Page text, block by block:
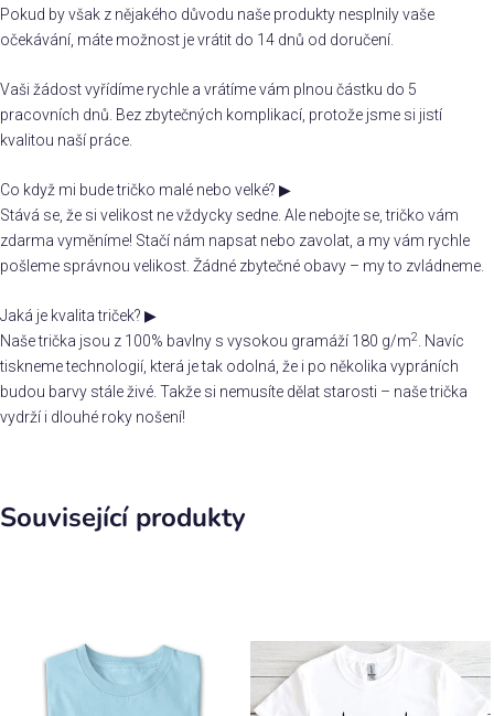
Pokud by však z nějakého důvodu naše produkty nesplnily vaše
očekávání, máte možnost je vrátit do 14 dnů od doručení.
Vaši žádost vyřídíme rychle a vrátíme vám plnou částku do 5
pracovních dnů. Bez zbytečných komplikací, protože jsme si jistí
kvalitou naší práce.
Co když mi bude tričko malé nebo velké? ▶
Stává se, že si velikost ne vždycky sedne. Ale nebojte se, tričko vám
zdarma vyměníme! Stačí nám napsat nebo zavolat, a my vám rychle
pošleme správnou velikost. Žádné zbytečné obavy – my to zvládneme.
Jaká je kvalita triček? ▶
Naše trička jsou z 100% bavlny s vysokou gramáží 180 g/m2. Navíc
tiskneme technologií, která je tak odolná, že i po několika vypráních
budou barvy stále živé. Takže si nemusíte dělat starosti – naše trička
vydrží i dlouhé roky nošení!
Související produkty